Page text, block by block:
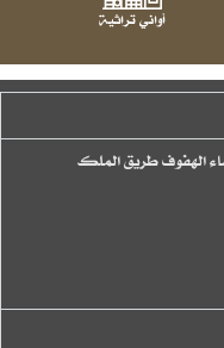
أواني تراثية
الهفوف طريق الملك